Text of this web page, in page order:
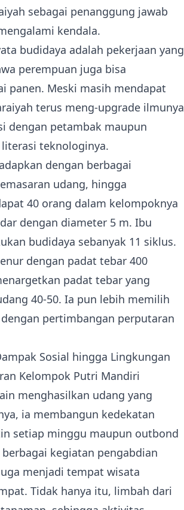
sebagai penanggung jawab
kendala.
budidaya adalah pekerjaan yang
perempuan juga bisa
panen. Meski masih mendapat
terus meng-upgrade ilmunya
dengan petambak maupun
teknologinya.
dengan berbagai
udang, hingga
40 orang dalam kelompoknya
dengan diameter 5 m. Ibu
budidaya sebanyak 11 siklus.
dengan padat tebar 400
padat tebar yang
40-50. Ia pun lebih memilih
pertimbangan perputaran
Sosial hingga Lingkungan
Kelompok Putri Mandiri
menghasilkan udang yang
ia membangun kedekatan
setiap minggu maupun outbond
kegiatan pengabdian
menjadi tempat wisata
Tidak hanya itu, limbah dari